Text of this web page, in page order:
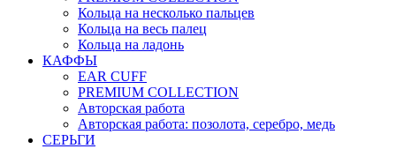
Кольца на несколько пальцев
Кольца на весь палец
Кольца на ладонь
КАФФЫ
EAR CUFF
PREMIUM COLLECTION
Авторская работа
Авторская работа: позолота, серебро, медь
СЕРЬГИ